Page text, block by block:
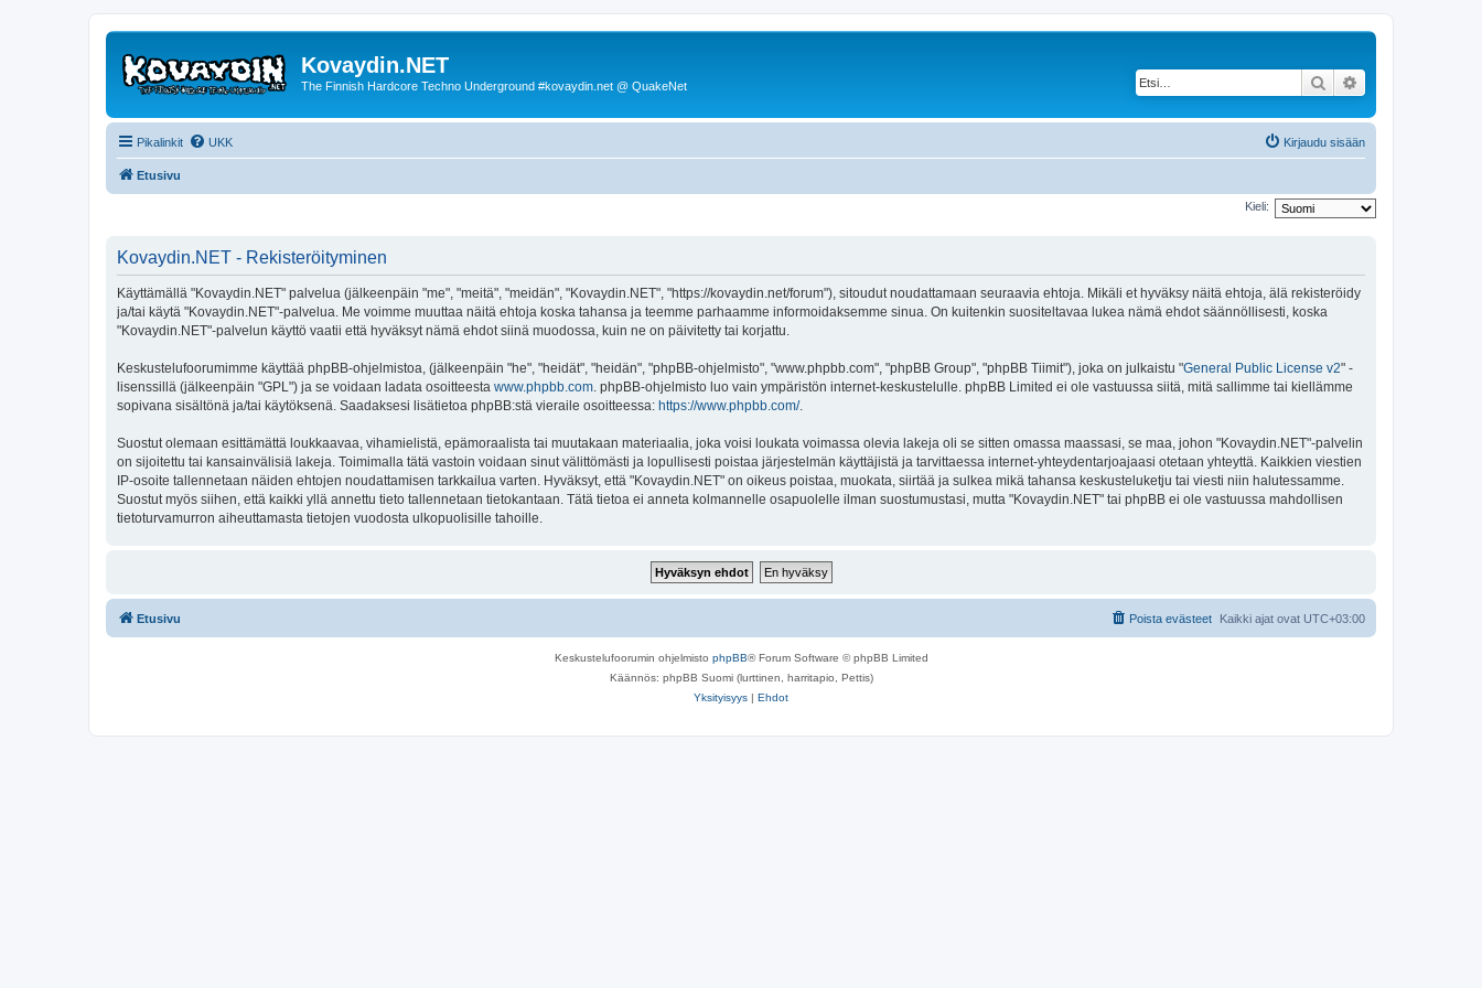
Kovaydin.NET
The Finnish Hardcore Techno Underground #kovaydin.net @ QuakeNet Etsi
Pikalinkit UKK Kirjaudu sisään
Etusivu
Kieli:
Kovaydin.NET - Rekisteröityminen
Käyttämällä "Kovaydin.NET" palvelua (jälkeenpäin "me", "meitä", "meidän", "Kovaydin.NET", "https://kovaydin.net/forum"), sitoudut noudattamaan seuraavia ehtoja. Mikäli et hyväksy näitä ehtoja, älä rekisteröidy
ja/tai käytä "Kovaydin.NET"-palvelua. Me voimme muuttaa näitä ehtoja koska tahansa ja teemme parhaamme informoidaksemme sinua. On kuitenkin suositeltavaa lukea nämä ehdot säännöllisesti, koska
"Kovaydin.NET"-palvelun käyttö vaatii että hyväksyt nämä ehdot siinä muodossa, kuin ne on päivitetty tai korjattu.
Keskustelufoorumimme käyttää phpBB-ohjelmistoa, (jälkeenpäin "he", "heidät", "heidän", "phpBB-ohjelmisto", "www.phpbb.com", "phpBB Group", "phpBB Tiimit"), joka on julkaistu "General Public License v2" -
lisenssillä (jälkeenpäin "GPL") ja se voidaan ladata osoitteesta www.phpbb.com. phpBB-ohjelmisto luo vain ympäristön internet-keskustelulle. phpBB Limited ei ole vastuussa siitä, mitä sallimme tai kiellämme
sopivana sisältönä ja/tai käytöksenä. Saadaksesi lisätietoa phpBB:stä vieraile osoitteessa: https://www.phpbb.com/.
Suostut olemaan esittämättä loukkaavaa, vihamielistä, epämoraalista tai muutakaan materiaalia, joka voisi loukata voimassa olevia lakeja oli se sitten omassa maassasi, se maa, johon "Kovaydin.NET"-palvelin
on sijoitettu tai kansainvälisiä lakeja. Toimimalla tätä vastoin voidaan sinut välittömästi ja lopullisesti poistaa järjestelmän käyttäjistä ja tarvittaessa internet-yhteydentarjoajaasi otetaan yhteyttä. Kaikkien viestien
IP-osoite tallennetaan näiden ehtojen noudattamisen tarkkailua varten. Hyväksyt, että "Kovaydin.NET" on oikeus poistaa, muokata, siirtää ja sulkea mikä tahansa keskusteluketju tai viesti niin halutessamme.
Suostut myös siihen, että kaikki yllä annettu tieto tallennetaan tietokantaan. Tätä tietoa ei anneta kolmannelle osapuolelle ilman suostumustasi, mutta "Kovaydin.NET" tai phpBB ei ole vastuussa mahdollisen
tietoturvamurron aiheuttamasta tietojen vuodosta ulkopuolisille tahoille.
Etusivu Kaikki ajat ovat UTC+03:00
Poista evästeet
Keskustelufoorumin ohjelmisto phpBB® Forum Software © phpBB Limited
Käännös: phpBB Suomi (lurttinen, harritapio, Pettis)
Yksityisyys | Ehdot